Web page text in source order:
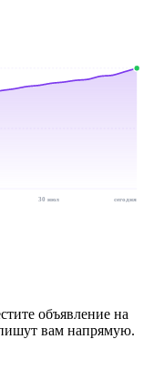
30 июл сегодня
объявление на
вам напрямую.